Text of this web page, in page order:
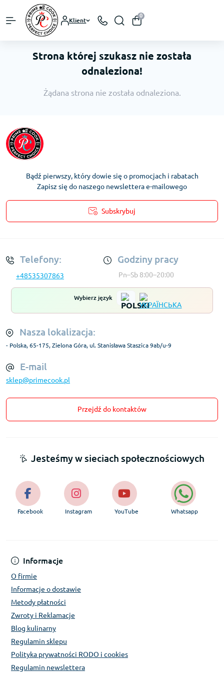
Klient
0
Strona której szukasz nie została
odnaleziona!
Żądana strona nie została odnaleziona.
Bądź pierwszy, który dowie się o promocjach i rabatach
Zapisz się do naszego newslettera e-mailowego
Subskrybuj
Telefony:
+48535307863
Godziny pracy
Pn–Sb 8:00–20:00
Wybierz język
Nasza lokalizacja:
- Polska, 65-175, Zielona Góra, ul. Stanisława Staszica 9ab/u-9
E-mail
sklep@primecook.pl
Przejdź do kontaktów
Informacje
O firmie
Informacje o dostawie
Metody płatności
Zwroty i Reklamacje
Blog kulinarny
Regulamin sklepu
Polityka prywatności RODO i cookies
Regulamin newslettera
Jesteśmy w sieciach społecznościowych
Facebook Instagram YouTube Whatsapp